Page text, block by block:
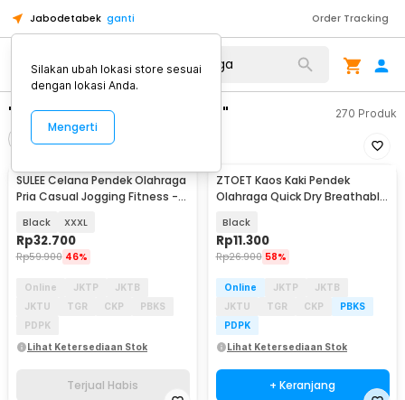
Jabodetabek ganti Order Tracking
"celana pendek olahraga" 270 Produk
Urutkan
SULEE Celana Pendek Olahraga
Pria Casual Jogging Fitness -
Black XXXL
Rp32.700
Rp59.900 46%
Online JKTP
JKTB
JKTU
TGR CKP
PBKS
PDPK
Lihat Ketersediaan Stok
Terjual Habis
ZTOET Kaos Kaki Pendek
Olahraga Quick Dry Breathable
Black
Rp11.300
Rp26.900 58%
Online JKTP
JKTB
JKTU
TGR CKP
PBKS
PDPK
Lihat Ketersediaan Stok
+ Keranjang
Silakan ubah lokasi store sesuai
dengan lokasi Anda.
Mengerti